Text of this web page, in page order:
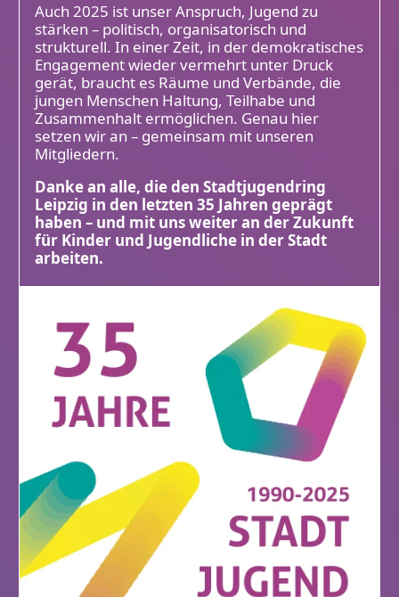
Auch 2025 ist unser Anspruch, Jugend zu
stärken – politisch, organisatorisch und
strukturell. In einer Zeit, in der demokratisches
Engagement wieder vermehrt unter Druck
gerät, braucht es Räume und Verbände, die
jungen Menschen Haltung, Teilhabe und
Zusammenhalt ermöglichen. Genau hier
setzen wir an – gemeinsam mit unseren
Mitgliedern.
Danke an alle, die den Stadtjugendring
Leipzig in den letzten 35 Jahren geprägt
haben – und mit uns weiter an der Zukunft
für Kinder und Jugendliche in der Stadt
arbeiten.